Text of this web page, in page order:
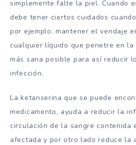
simplemente falte la piel. Cuando
debe tener ciertos cuidados
por ejemplo, mantener el vendaje
cualquier líquido que penetre en
más sana posible para así reducir
infección.
La ketanserina que se puede
medicamento, ayuda a reducir la
circulación de la sangre contenida
afectada y por otro lado reduce la